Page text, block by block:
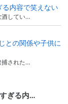
る内容で笑えない
酒してい…
との関係や子供に
捕された…
ぎる内…